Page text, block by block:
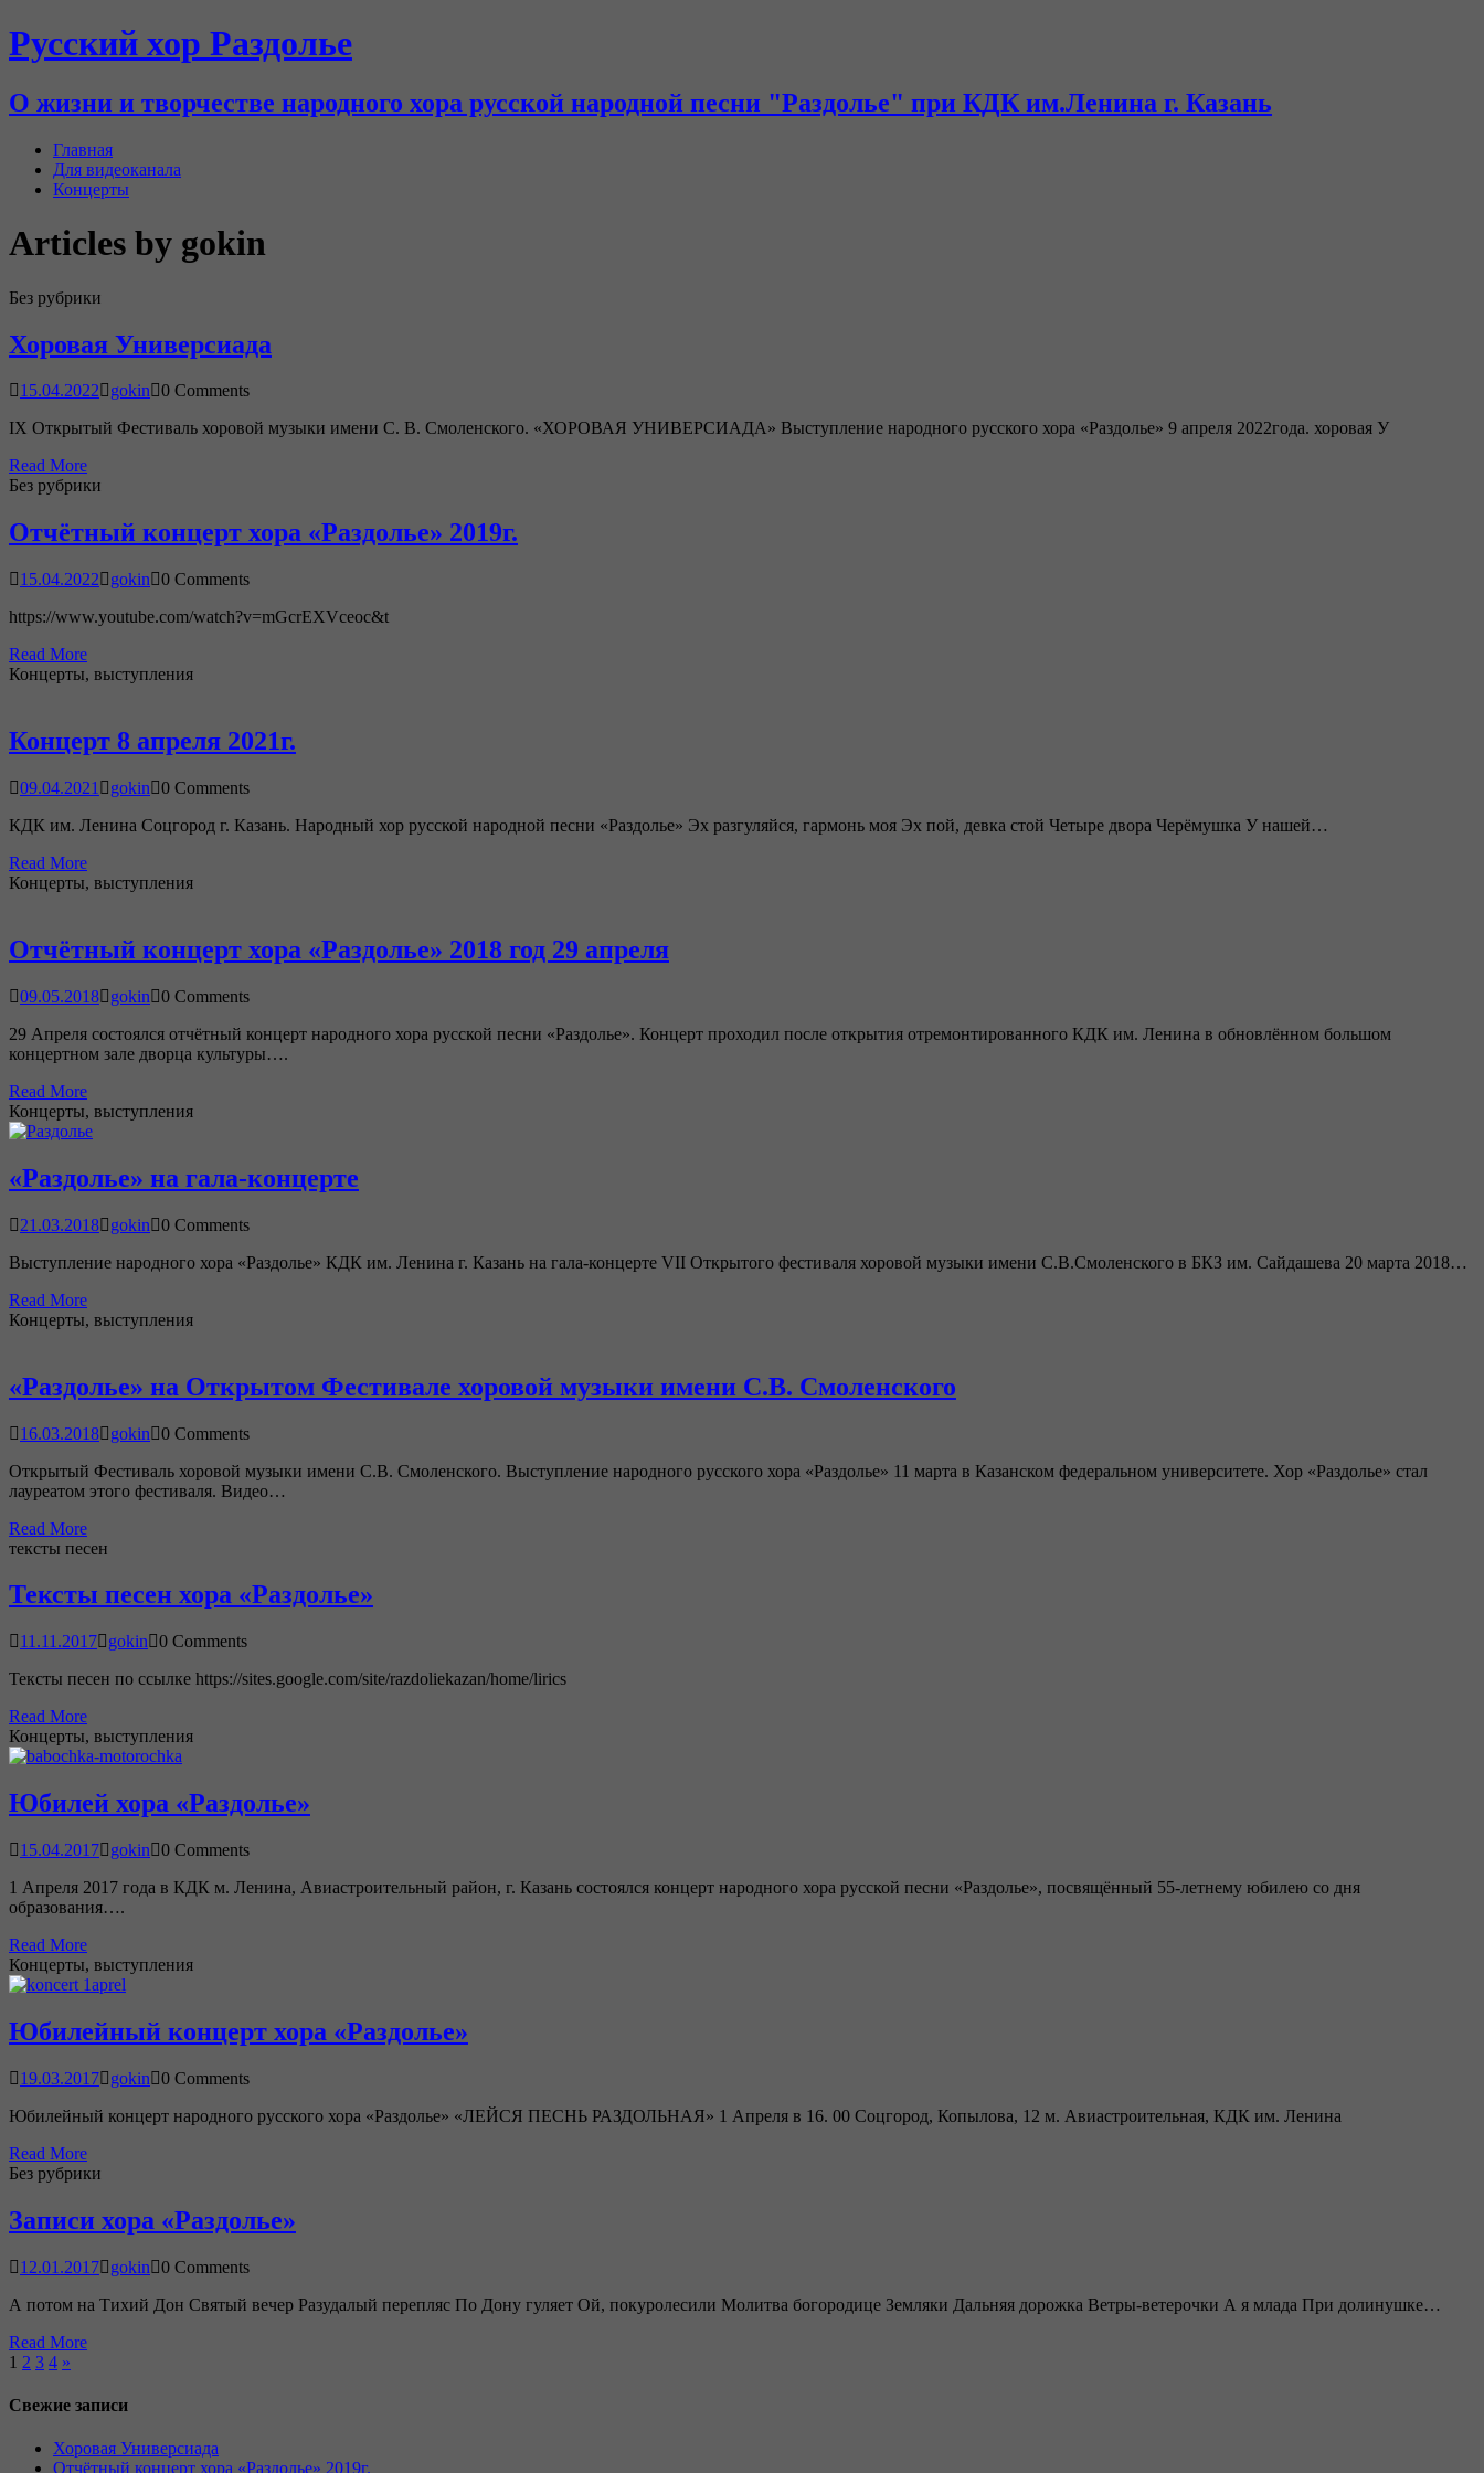
Русский хор Раздолье
О жизни и творчестве народного хора русской народной песни "Раздолье" при КДК им.Ленина г. Казань
Главная
Для видеоканала
Концерты
Articles by gokin
Без рубрики
Хоровая Универсиада
15.04.2022 gokin 0 Comments
IX Открытый Фестиваль хоровой музыки имени С. В. Смоленского. «ХОРОВАЯ УНИВЕРСИАДА» Выступление народного русского хора «Раздолье» 9 апреля 2022года. хоровая У
Read More
Без рубрики
Отчётный концерт хора «Раздолье» 2019г.
15.04.2022 gokin
0 Comments
https://www.youtube.com/watch?v=mGcrEXVceoc&t
Read More
Концерты, выступления
Концерт 8 апреля 2021г.
09.04.2021 gokin
0 Comments
КДК им. Ленина Соцгород г. Казань. Народный хор русской народной песни «Раздолье» Эх разгуляйся, гармонь моя Эх пой, девка стой Четыре двора Черёмушка У нашей…
Read More
Концерты, выступления
Отчётный концерт хора «Раздолье» 2018 год 29 апреля
09.05.2018 gokin
0 Comments
29 Апреля состоялся отчётный концерт народного хора русской песни «Раздолье». Концерт проходил после открытия отремонтированного КДК им. Ленина в обновлённом большом
концертном зале дворца культуры….
Read More
Концерты, выступления
«Раздолье» на гала-концерте
21.03.2018 gokin
0 Comments
Выступление народного хора «Раздолье» КДК им. Ленина г. Казань на гала-концерте VII Открытого фестиваля хоровой музыки имени С.В.Смоленского в БКЗ им. Сайдашева 20 марта 2018…
Read More
Концерты, выступления
«Раздолье» на Открытом Фестивале хоровой музыки имени С.В. Смоленского
16.03.2018 gokin
0 Comments
Открытый Фестиваль хоровой музыки имени С.В. Смоленского. Выступление народного русского хора «Раздолье» 11 марта в Казанском федеральном университете. Хор «Раздолье» стал
лауреатом этого фестиваля. Видео…
Read More
тексты песен
Тексты песен хора «Раздолье»
11.11.2017 gokin
0 Comments
Тексты песен по ссылке https://sites.google.com/site/razdoliekazan/home/lirics
Read More
Концерты, выступления
Юбилей хора «Раздолье»
15.04.2017 gokin
0 Comments
1 Апреля 2017 года в КДК м. Ленина, Авиастроительный район, г. Казань состоялся концерт народного хора русской песни «Раздолье», посвящённый 55-летнему юбилею со дня
образования….
Read More
Концерты, выступления
Юбилейный концерт хора «Раздолье»
19.03.2017 gokin
0 Comments
Юбилейный концерт народного русского хора «Раздолье» «ЛЕЙСЯ ПЕСНЬ РАЗДОЛЬНАЯ» 1 Апреля в 16. 00 Соцгород, Копылова, 12 м. Авиастроительная, КДК им. Ленина
Read More
Без рубрики
Записи хора «Раздолье»
12.01.2017 gokin
0 Comments
А потом на Тихий Дон Святый вечер Разудалый перепляс По Дону гуляет Ой, покуролесили Молитва богородице Земляки Дальняя дорожка Ветры-ветерочки А я млада При долинушке…
Read More
1 2 3 4 »
Свежие записи
Хоровая Универсиада
Отчётный концерт хора «Раздолье» 2019г.